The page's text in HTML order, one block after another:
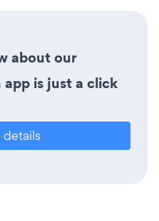
about our
is just a click
details